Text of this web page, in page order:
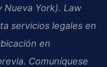
Nueva York). Law
servicios legales en
en
Comuníquese